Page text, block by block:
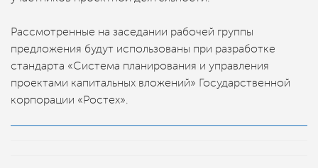
Рассмотренные на заседании рабочей группы
предложения будут использованы при разработке
стандарта «Система планирования и управления
проектами капитальных вложений» Государственной
корпорации «Ростех».